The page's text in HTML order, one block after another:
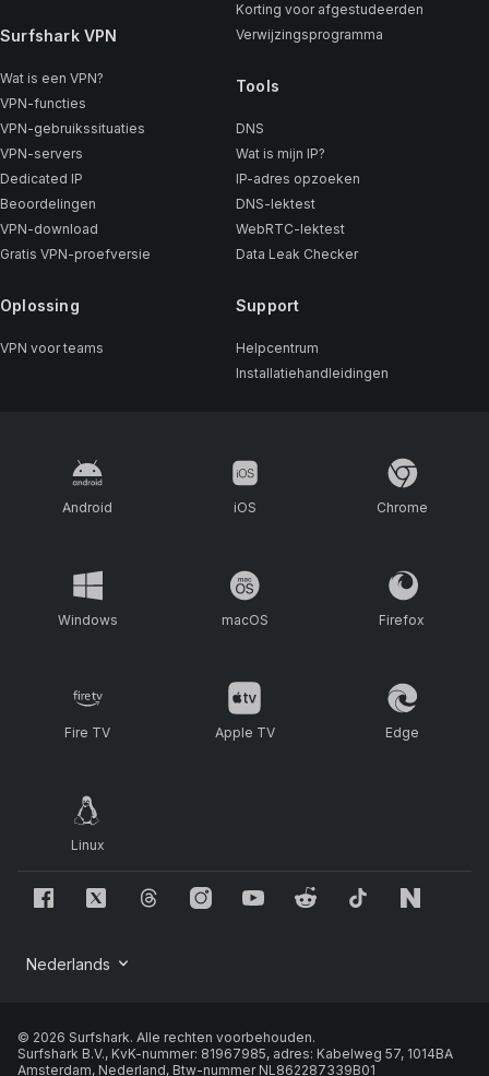
Surfshark VPN
Wat is een VPN?
VPN-functies
VPN-gebruikssituaties
VPN-servers
Dedicated IP
Beoordelingen
VPN-download
Gratis VPN-proefversie
Oplossing
VPN voor teams
Korting voor afgestudeerden
Verwijzingsprogramma
Tools
DNS
Wat is mijn IP?
IP-adres opzoeken
DNS-lektest
WebRTC-lektest
Data Leak Checker
Support
Helpcentrum
Installatiehandleidingen
Android iOS Chrome
Windows macOS Firefox
Fire TV Apple TV Edge
Linux
© 2026 Surfshark. Alle rechten voorbehouden.
Surfshark B.V., KvK-nummer: 81967985, adres: Kabelweg 57, 1014BA
Amsterdam, Nederland, Btw-nummer NL862287339B01